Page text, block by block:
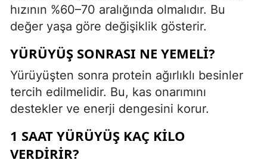
hızının %60–70 aralığında olmalıdır. Bu
değer yaşa göre değişiklik gösterir.
YÜRÜYÜŞ SONRASI NE YEMELI?
Yürüyüşten sonra protein ağırlıklı besinler
tercih edilmelidir. Bu, kas onarımını
destekler ve enerji dengesini korur.
1 SAAT YÜRÜYÜŞ KAÇ KILO
VERDIRIR?